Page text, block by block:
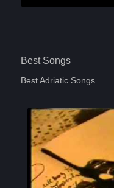
Best Songs
Best Adriatic Songs